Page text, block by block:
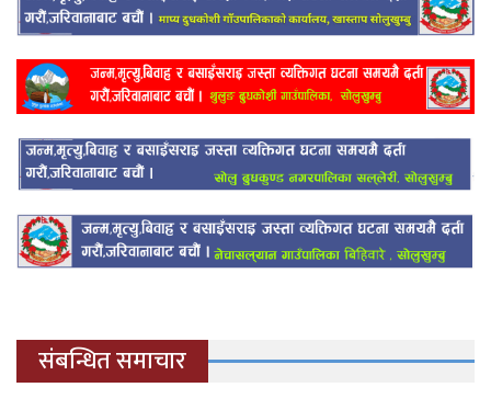
संबन्धित समाचार